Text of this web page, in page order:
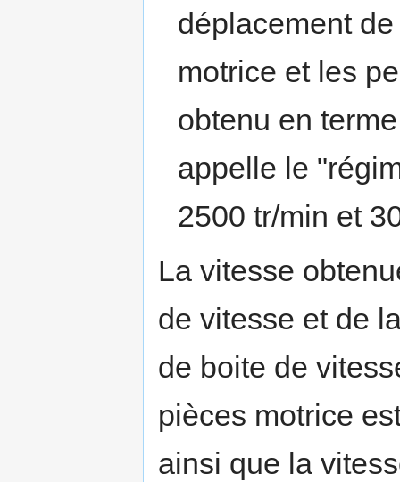
déplacement
motrice et les
obtenu en
appelle le
2500 tr/min et
La vitesse
de vitesse et de
de boite de
pièces motrice
ainsi que la